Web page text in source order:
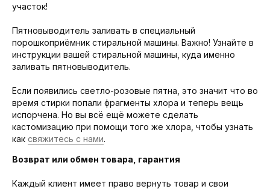
участок!
Пятновыводитель заливать в специальный
порошкоприёмник стиральной машины. Важно! Узнайте в
инструкции вашей стиральной машины, куда именно
заливать пятновыводитель.
Если появились светло-розовые пятна, это значит что во
время стирки попали фрагменты хлора и теперь вещь
испорчена. Но вы всё ещё можете сделать
кастомизацию при помощи того же хлора, чтобы узнать
как свяжитесь с нами.
Возврат или обмен товара, гарантия
Каждый клиент имеет право вернуть товар и свои